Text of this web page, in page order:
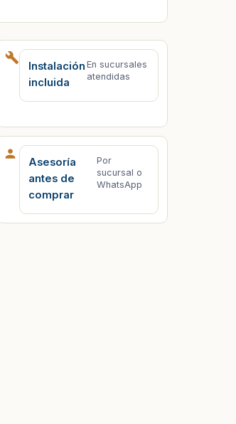
Instalación
incluida
En sucursales
atendidas
Asesoría
antes de
comprar
Por
sucursal o
WhatsApp